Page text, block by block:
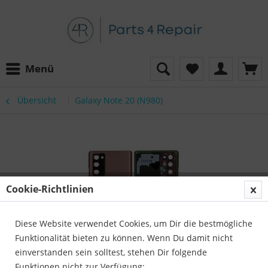
Menü
Übersicht Galaxy Note 20 (N980)
Cookie-Richtlinien
Diese Website verwendet Cookies, um Dir die bestmögliche
Funktionalität bieten zu können. Wenn Du damit nicht
einverstanden sein solltest, stehen Dir folgende